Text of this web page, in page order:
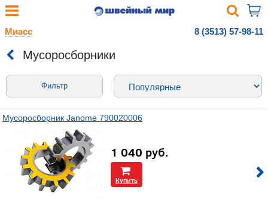
Миасс 8 (3513) 57-98-11
Мусоросборники
Фильтр
Мусоросборник Janome 790020006
1 040 руб.
Купить